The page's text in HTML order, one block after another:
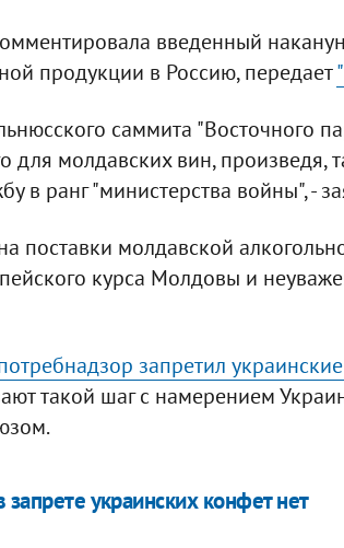
введенный
продукции в Россию, передает
саммита "Восточного
для молдавских вин, произведя,
в ранг "министерства войны", -
поставки молдавской
курса Молдовы и
запретил
такой шаг с намерением
украинских конфет нет